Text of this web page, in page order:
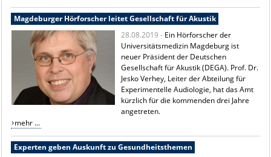
Magdeburger Hörforscher leitet Gesellschaft für Akustik
28.08.2019 - Ein Hörforscher der
Universitätsmedizin Magdeburg ist
neuer Präsident der Deutschen
Gesellschaft für Akustik (DEGA). Prof. Dr.
Jesko Verhey, Leiter der Abteilung für
Experimentelle Audiologie, hat das Amt
kürzlich für die kommenden drei Jahre
angetreten.
mehr ...
Experten geben Auskunft zu Gesundheitsthemen